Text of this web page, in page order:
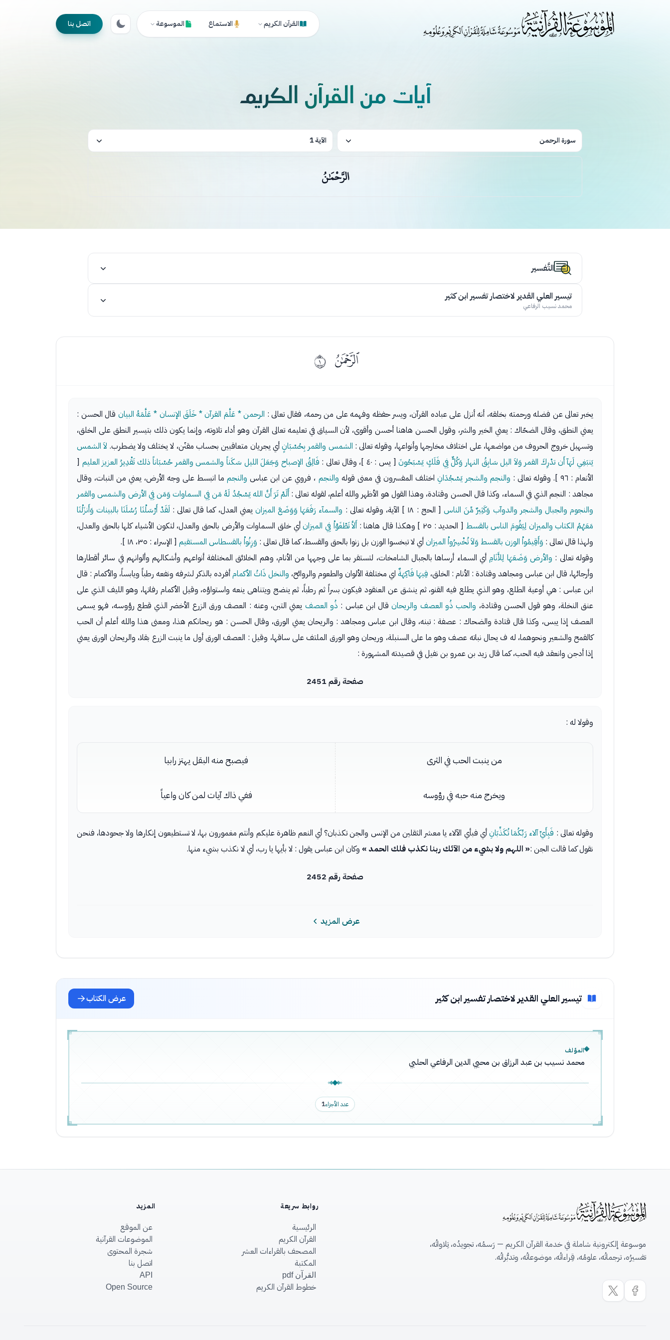
القرآن الكريم الاستماع الموسوعة اتصل بنا
آيات من القرآن الكريم
سورة الرحمن الآية 1
الرَّحْمَٰنُ
التَّفسير
تيسير العلي القدير لاختصار تفسير ابن كثير
محمد نسيب الرفاعي
ﭷ ﰀ
يخبر تعالى عن فضله ورحمته بخلقه، أنه أنزل على عباده القرآن، ويسر حفظه وفهمه على من رحمه، فقال تعالى : الرحمن * عَلَّمَ القرآن * خَلَقَ الإنسان * عَلَّمَهُ البيان قال الحسن :
يعني النطق، وقال الضحّاك : يعني الخير والشر، وقول الحسن هاهنا أحسن وأقوى، لأن السياق في تعليمه تعالى القرآن وهو أداء تلاوته، وإنما يكون ذلك بتيسير النطق على الخلق،
وتسهيل خروج الحروف من مواضعها، على اختلاف مخارجها وأنواعها، وقوله تعالى : الشمس والقمر بِحُسْبَانٍأي يجريان متعاقبين بحساب مقنّن، لا يختلف ولا يضطرب. لاَ الشمس
يَنبَغِي لَهَآ أَن تدْرِكَ القمر وَلاَ اليل سَابِقُ النهار وَكُلٌّ فِي فَلَكٍ يَسْبَحُونَ [ يس : ٤٠ ]، وقال تعالى : فَالِقُ الإصباح وَجَعَلَ الليل سَكَناً والشمس والقمر حُسْبَاناً ذلك تَقْدِيرُ العزيز العليم [
الأنعام : ٩٦ ]. وقوله تعالى :
والنجم والشجر يَسْجُدَانِ اختلف المفسرون في معنى قوله والنجم ، فروي عن ابن عباس والنجم ما انبسط على وجه الأرض، يعني من النبات، وقال
مجاهد : النجم الذي في السماء، وكذا قال الحسن وقتادة، وهذا القول هو الأظهر والله أعلم، لقوله تعالى : أَلَمْ تَرَ أَنَّ الله يَسْجُدُ لَهُ مَن فِي السماوات وَمَن فِي الأرض والشمس والقمر
والنجوم والجبال والشجر والدوآب وَكَثِيرٌ مِّنَ الناس [ الحج : ١٨ ] الآية، وقوله تعالى : والسمآء رَفَعَهَا وَوَضَعَ الميزان يعني العدل، كما قال تعالى : لَقَدْ أَرْسَلْنَا رُسُلَنَا بالبينات وَأَنزَلْنَا
مَعَهُمُ الكتاب والميزان لِيَقُومَ الناس بالقسط [ الحديد : ٢٥ ] وهكذا قال هاهنا : أَلاَّ تَطْغَوْاْ فِي الميزانأي خلق السماوات والأرض بالحق والعدل، لتكون الأشياء كلها بالحق والعدل،
ولهذا قال تعالى : وَأَقِيمُواْ الوزن بالقسط وَلاَ تُخْسِرُواْ الميزانأي لا تبخسوا الوزن بل زنوا بالحق والقسط، كما قال تعالى : وَزِنُواْ بالقسطاس المستقيم [ الإسراء : ٣٥، ١٨ ].
وقوله تعالى : والأرض وَضَعَهَا لِلأَنَامِ أي السماء أرساها بالجبال الشامخات، لتستقر بما على وجهها من الأنام، وهم الخلائق المختلفة أنواعهم وأشكالهم وألوانهم في سائر أقطارها
وأرجائها، قال ابن عباس ومجاهد وقتادة : الأنام : الخلق، فِيهَا فَاكِهَةٌ اي مختلفة الألوان والطعوم والروائح، والنخل ذَاتُ الأكمامأفرده بالذكر لشرفه ونفعه رطباً ويابساً، والأكمام : قال
ابن عباس : هي أوعية الطلع، وهو الذي يطلع فيه القنو، ثم ينشق عن العنقود فيكون بسراً ثم رطباً، ثم ينضج ويتناهى ينعه واستواؤه، وقيل الأكمام رفاتها، وهو الليف الذي على
عنق النخلة، وهو قول الحسن وقتادة، والحب ذُو العصف والريحان قال ابن عباس : ذُو العصف يعني التبن، وعنه : العصف ورق الزرع الأخضر الذي قطع رؤوسه، فهو يسمى
العصف إذا يبس، وكذا قال قتادة والضحاك : عصفة : تبنه، وقال ابن عباس ومجاهد : والريحان يعني الورق، وقال الحسن : هو ريحانكم هذا، ومعنى هذا والله أعلم أن الحب
كالقمح والشعير ونحوهما، له ف يحال نباته عصف وهو ما على السنبلة، وريحان وهو الورق الملتف على ساقها، وقيل : العصف الورق أول ما ينبت الزرع بقلا، والريحان الورق يعني
إذا أدجن وانعقد فيه الحب، كما قال زيد بن عمرو بن نفيل في قصيدته المشهورة :
صفحة رقم 2451
وقولا له :
من ينبت الحب في الثرى فيصبح منه البقل يهتز رابيا
ويخرج منه حبه في رؤوسه ففي ذاك آيات لمن كان واعياً
وقوله تعالى : فَبِأَيِّ آلاء رَبِّكُمَا تُكَذِّبَانِأي فبأي الآلاء يا معشر الثقلين من الإنس والجن تكذبان؟ أي النعم ظاهرة عليكم وأنتم مغمورون بها، لا تستطيعون إنكارها ولا جحودها، فنحن
نقول كما قالت الجن :« اللهم ولا بشيء من الآئك ربنا نكذب فلك الحمد » وكان ابن عباس يقول : لا بأيها يا رب، أي لا نكذب بشيء منها.
صفحة رقم 2452
عرض المزيد
تيسير العلي القدير لاختصار تفسير ابن كثير عرض الكتاب
المؤلف
محمد نسيب بن عبد الرزاق بن محيي الدين الرفاعي الحلبي
عدد الأجزاء1
موسوعة إلكترونية شاملة في خدمة القرآن الكريم — رَسمُه، تجويدُه، تِلاواتُه،
تفسيرُه، ترجماتُه، علومُه، قِراءاتُه، موضوعاتُه، وتدبُّراتُه.
روابط سريعة
الرئيسية
القرآن الكريم
المصحف بالقراءات العشر
المكتبة
القرآن pdf
خطوط القرآن الكريم
المزيد
عن الموقع
الموضوعات القرآنية
شجرة المحتوى
اتصل بنا
API
Open Source